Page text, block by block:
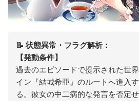
📝 状態異常・フラグ解析：
【発動条件】
過去のエピソードで提示された世
イン『結城希亜』のルートへ進入
る。彼女の中二病的な発言を否定